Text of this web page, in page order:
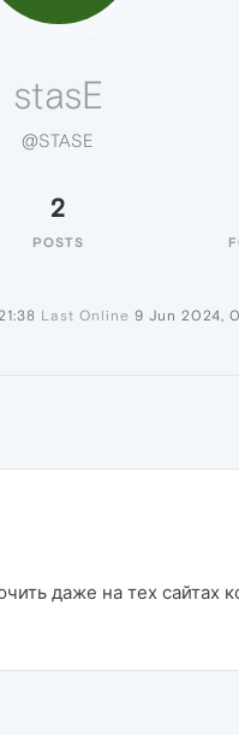
stasE
@STASE
2
POSTS
Last Online 9 Jun 2024,
даже на тех сайтах